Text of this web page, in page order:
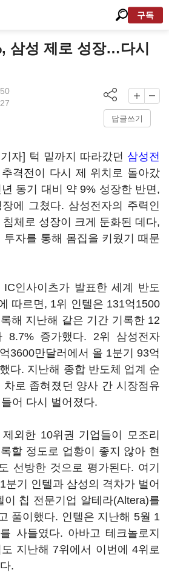
구독
삼성 제로 성장…다시
답글쓰기
자] 턱 밑까지 따라갔던 삼성전
격전이 다시 제 위치로 돌아갔
동기 대비 약 9% 성장한 반면,
에 그쳤다. 삼성전자의 주력인
체로 성장이 크게 둔화된 데다,
투자를 통해 몸집을 키웠기 때문
IC인사이츠가 발표한 세계 반도
따르면, 1위 인텔은 131억1500
해 지난해 같은 기간 기록한 12
8.7% 증가했다. 2위 삼성전자
3600만달러에서 올 1분기 93억
다. 지난해 종합 반도체 업계 순
차로 좁혀졌던 양사 간 시장점유
어 다시 벌어졌다.
외한 10위권 기업들이 모조리
할 정도로 업황이 좋지 않아 현
선방한 것으로 평가된다. 여기
분기 인텔과 삼성의 격차가 벌어
이 칩 전문기업 알테라(Altera)를
풀이했다. 인텔은 지난해 5월 1
사들였다. 아바고 테크놀로지
지난해 7위에서 이번에 4위로
.